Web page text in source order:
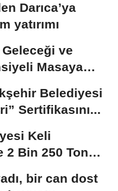
Darıca’ya
yatırımı
Geleceği ve
Masaya
Belediyesi
Sertifikasını...
Keli
2 Bin 250 Ton
bir can dost